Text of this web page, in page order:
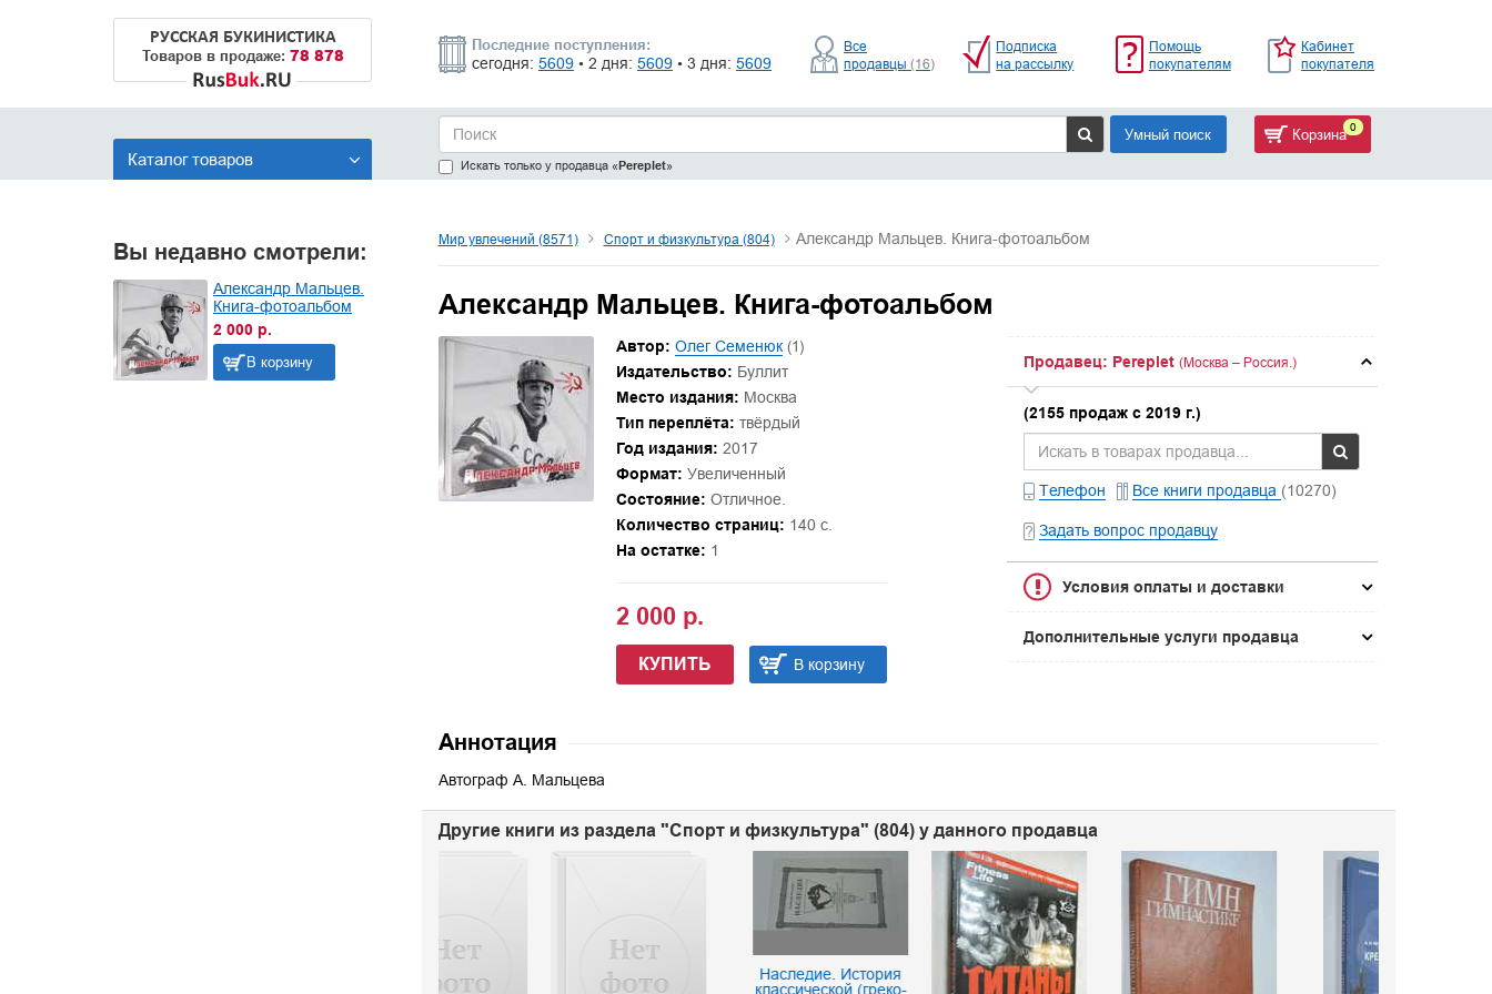
РУССКАЯ БУКИНИСТИКА
Товаров в продаже: 78 878
Последние поступления:
сегодня: 5609 • 2 дня: 5609 • 3 дня: 5609
Все
продавцы (16)
Подписка
на рассылку
Помощь
покупателям
Кабинет
покупателя
Каталог товаров Искать только у продавца «Pereplet»
Умный поиск Корзина 0
Вы недавно смотрели:
Александр Мальцев.
Книга-фотоальбом
2 000 р.
В корзину
Мир увлечений (8571) Спорт и физкультура (804) Александр Мальцев. Книга-фотоальбом
Александр Мальцев. Книга-фотоальбом
Автор: Олег Семенюк (1)
Издательство: Буллит
Место издания: Москва
Тип переплёта: твёрдый
Год издания: 2017
Формат: Увеличенный
Состояние: Отличное.
Количество страниц: 140 с.
На остатке: 1
2 000 р.
КУПИТЬ В корзину
Продавец: Pereplet (Москва – Россия.)
(2155 продаж с 2019 г.)
Телефон Все книги продавца (10270)
Задать вопрос продавцу
Условия оплаты и доставки
Дополнительные услуги продавца
Аннотация
Автограф А. Мальцева
Другие книги из раздела "Спорт и физкультура" (804) у данного продавца
Наследие. История
классической (греко-